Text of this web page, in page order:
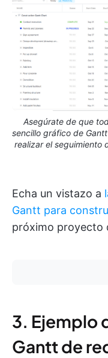
Asegúrate de que
sencillo gráfico de
realizar el seguimiento
Echa un vistazo a
Gantt para
próximo proyecto
3. Ejemplo
Gantt de